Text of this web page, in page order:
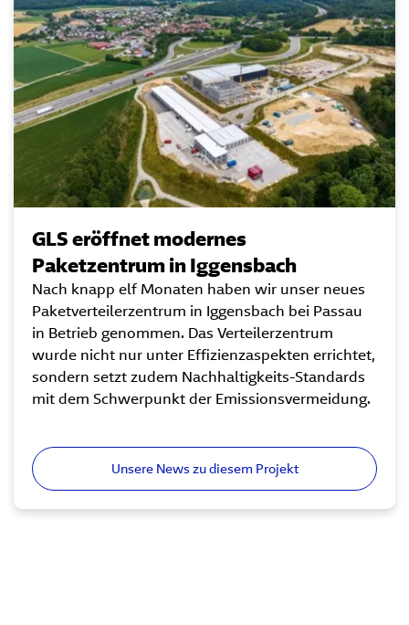
GLS eröffnet modernes
Paketzentrum in Iggensbach
Nach knapp elf Monaten haben wir unser neues
Paketverteilerzentrum in Iggensbach bei Passau
in Betrieb genommen. Das Verteilerzentrum
wurde nicht nur unter Effizienzaspekten errichtet,
sondern setzt zudem Nachhaltigkeits-Standards
mit dem Schwerpunkt der Emissionsvermeidung.
Unsere News zu diesem Projekt